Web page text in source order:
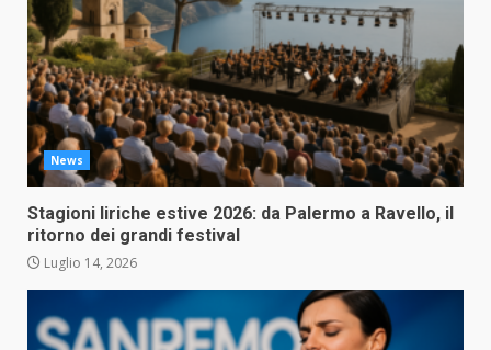
News
Stagioni liriche estive 2026: da Palermo a Ravello, il
ritorno dei grandi festival
Luglio 14, 2026